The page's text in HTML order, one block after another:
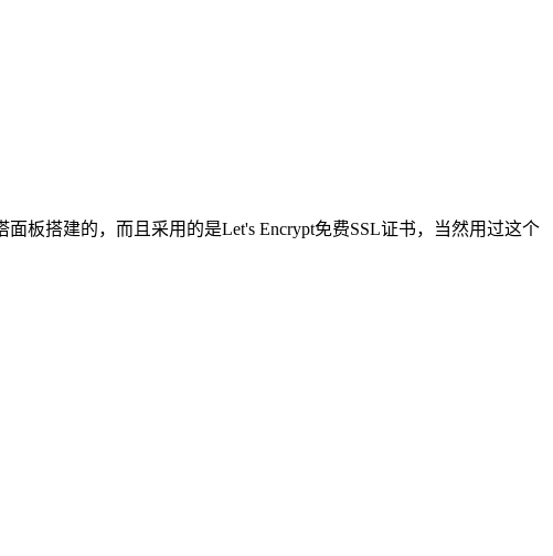
板搭建的，而且采用的是Let's Encrypt免费SSL证书，当然用过这个